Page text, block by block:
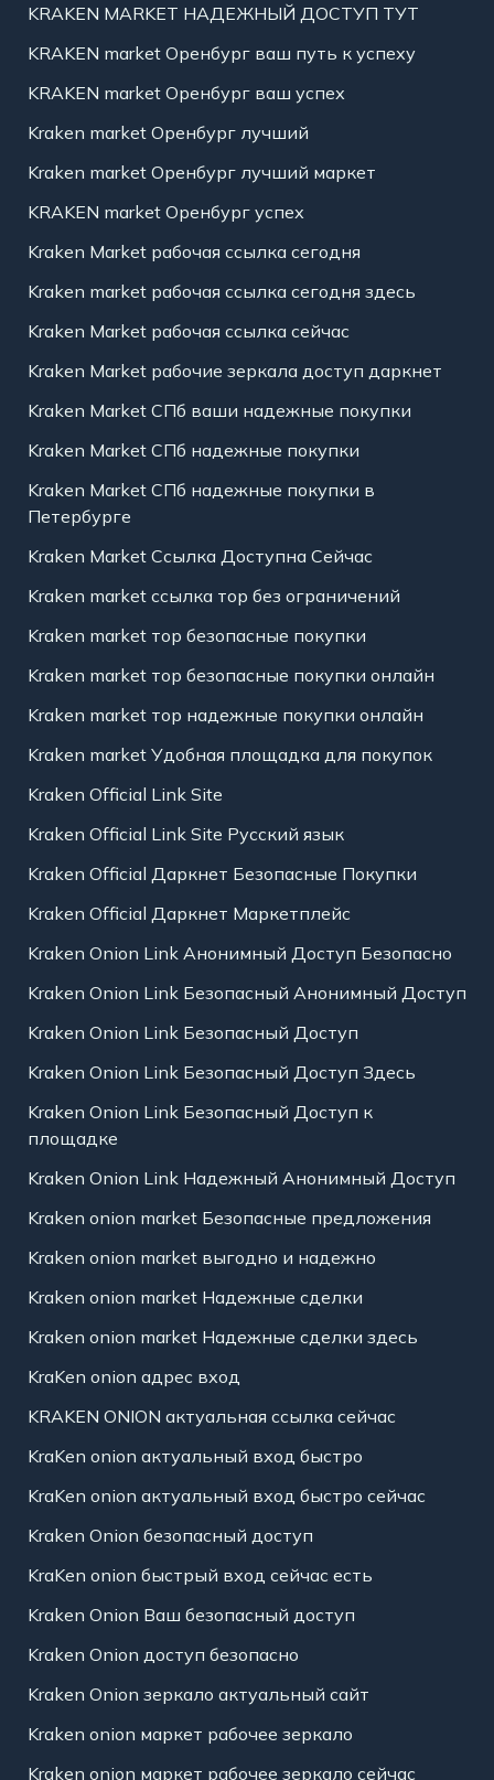
KRAKEN MARKET НАДЕЖНЫЙ ДОСТУП ТУТ
KRAKEN market Оренбург ваш путь к успеху
KRAKEN market Оренбург ваш успех
Kraken market Оренбург лучший
Kraken market Оренбург лучший маркет
KRAKEN market Оренбург успех
Kraken Market рабочая ссылка сегодня
Kraken market рабочая ссылка сегодня здесь
Kraken Market рабочая ссылка сейчас
Kraken Market рабочие зеркала доступ даркнет
Kraken Market СПб ваши надежные покупки
Kraken Market СПб надежные покупки
Kraken Market СПб надежные покупки в
Петербурге
Kraken Market Ссылка Доступна Сейчас
Kraken market ссылка тор без ограничений
Kraken market тор безопасные покупки
Kraken market тор безопасные покупки онлайн
Kraken market тор надежные покупки онлайн
Kraken market Удобная площадка для покупок
Kraken Official Link Site
Kraken Official Link Site Русский язык
Kraken Official Даркнет Безопасные Покупки
Kraken Official Даркнет Маркетплейс
Kraken Onion Link Анонимный Доступ Безопасно
Kraken Onion Link Безопасный Анонимный Доступ
Kraken Onion Link Безопасный Доступ
Kraken Onion Link Безопасный Доступ Здесь
Kraken Onion Link Безопасный Доступ к
площадке
Kraken Onion Link Надежный Анонимный Доступ
Kraken onion market Безопасные предложения
Kraken onion market выгодно и надежно
Kraken onion market Надежные сделки
Kraken onion market Надежные сделки здесь
KraKen onion адрес вход
KRAKEN ONION актуальная ссылка сейчас
KraKen onion актуальный вход быстро
KraKen onion актуальный вход быстро сейчас
Kraken Onion безопасный доступ
KraKen onion быстрый вход сейчас есть
Kraken Onion Ваш безопасный доступ
Kraken Onion доступ безопасно
Kraken Onion зеркало актуальный сайт
Kraken onion маркет рабочее зеркало
Kraken onion маркет рабочее зеркало сейчас